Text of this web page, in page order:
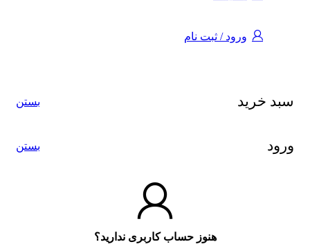
ورود / ثبت نام
سبد خرید بستن
ورود بستن
هنوز حساب کاربری ندارید؟